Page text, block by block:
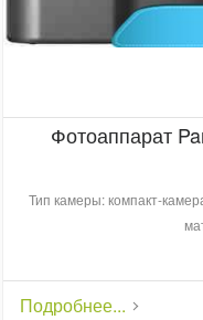
Фотоаппарат
Тип камеры: компакт-
Подробнее...